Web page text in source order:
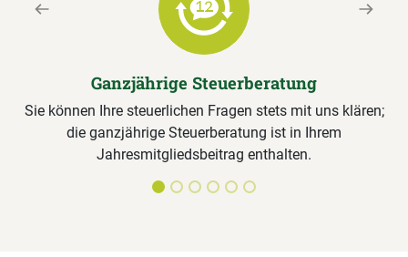
Ganzjährige Steuerberatung
Sie können Ihre steuerlichen Fragen stets mit uns klären;
die ganzjährige Steuerberatung ist in Ihrem
Jahresmitgliedsbeitrag enthalten.
Previous Next